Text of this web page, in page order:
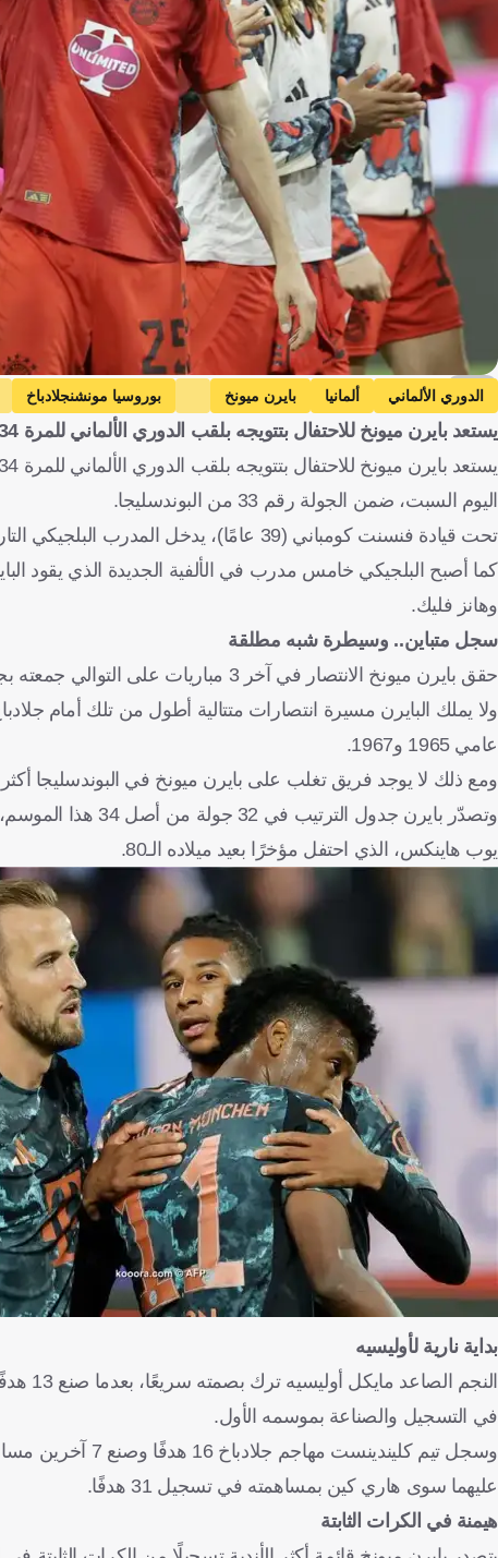
EPA
الدوري الألماني ألمانيا بايرن ميونخ بوروسيا مونشنجلادباخ
فنسنت كومباني
بلجيكا هانسي فليك تيم كلينيست مايكل
يستعد بايرن ميونخ للاحتفال بتتويجه بلقب الدوري الألماني للمرة 34
اليوم السبت، ضمن الجولة رقم 33 من البوندسليجا.
تحت قيادة فنسنت كومباني (39 عامًا)، يدخل المدرب البلجيكي التاريخ كثالث أصغر مدرب يتوج باللقب، بعد جوليان ناجلسمان (34) وأودو لاتيك (37).
كما أصبح البلجيكي خامس مدرب في الألفية الجديدة الذي يقود
وهانز فليك.
سجل متباين.. وسيطرة شبه مطلقة
حقق بايرن ميونخ الانتصار في آخر 3 مباريات على التوالي جمعته بجلادباخ وذلك للمرة الأولى منذ 10 أعوام وتحديدًا منذ عام 2014.
عامي 1965 و1967.
ومع ذلك لا يوجد فريق تغلب على بايرن ميونخ في البوندسليجا أكثر من
يوب هاينكس، الذي احتفل مؤخرًا بعيد ميلاده الـ80.
بداية نارية لأوليسيه
في التسجيل والصناعة بموسمه الأول.
عليهما سوى هاري كين بمساهمته في تسجيل 31 هدفًا.
هيمنة في الكرات الثابتة